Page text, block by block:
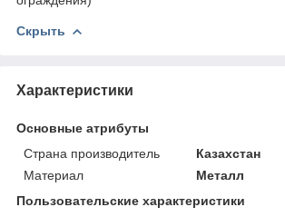
Скрыть
Характеристики
Основные атрибуты
Страна производитель
Казахстан
Материал
Металл
Пользовательские характеристики